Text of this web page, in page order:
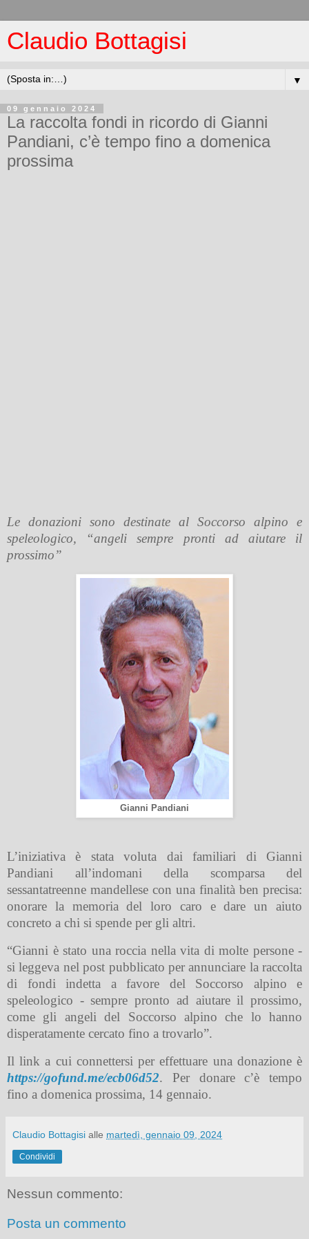
Claudio Bottagisi
▼
09 gennaio 2024
La raccolta fondi in ricordo di Gianni
Pandiani, c’è tempo fino a domenica
prossima
Le donazioni sono destinate al Soccorso alpino e
speleologico, “angeli sempre pronti ad aiutare il
prossimo”
Gianni Pandiani
L’iniziativa è stata voluta dai familiari di Gianni
Pandiani all’indomani della scomparsa del
sessantatreenne mandellese con una finalità ben precisa:
onorare la memoria del loro caro e dare un aiuto
concreto a chi si spende per gli altri.
“Gianni è stato una roccia nella vita di molte persone -
si leggeva nel post pubblicato per annunciare la raccolta
di fondi indetta a favore del Soccorso alpino e
speleologico - sempre pronto ad aiutare il prossimo,
come gli angeli del Soccorso alpino che lo hanno
disperatamente cercato fino a trovarlo”.
Il link a cui connettersi per effettuare una donazione è
https://gofund.me/ecb06d52. Per donare c’è tempo
fino a domenica prossima, 14 gennaio.
Claudio Bottagisi alle martedì, gennaio 09, 2024
Condividi
Nessun commento:
Posta un commento